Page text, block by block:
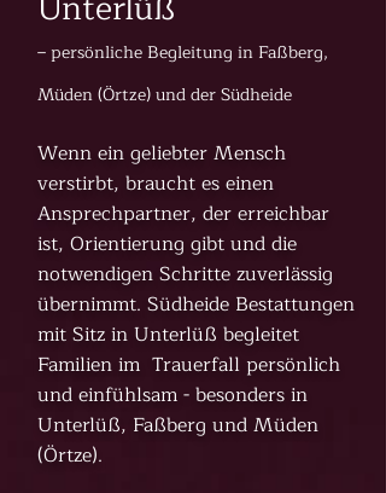
– persönliche Begleitung in Faßberg,
Müden (Örtze) und der Südheide
Wenn ein geliebter Mensch
verstirbt, braucht es einen
Ansprechpartner, der erreichbar
ist, Orientierung gibt und die
notwendigen Schritte zuverlässig
übernimmt. Südheide Bestattungen
mit Sitz in Unterlüß begleitet
Familien im Trauerfall persönlich
und einfühlsam - besonders in
Unterlüß, Faßberg und Müden
(Örtze).